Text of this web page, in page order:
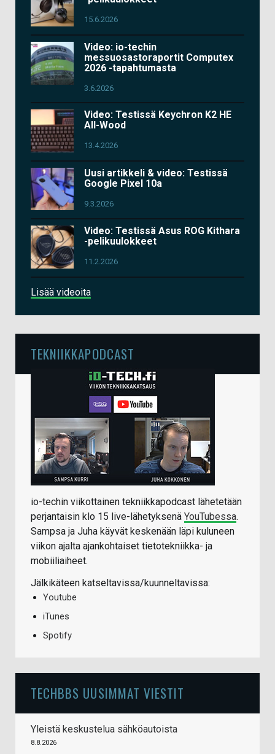
15.6.2026
Video: io-techin
messuosastoraportit Computex
2026 -tapahtumasta
3.6.2026
Video: Testissä Keychron K2 HE
All-Wood
13.4.2026
Uusi artikkeli & video: Testissä
Google Pixel 10a
9.3.2026
Video: Testissä Asus ROG Kithara
-pelikuulokkeet
11.2.2026
Lisää videoita
TEKNIIKKAPODCAST
io-techin viikottainen tekniikkapodcast lähetetään
perjantaisin klo 15 live-lähetyksenä YouTubessa.
Sampsa ja Juha käyvät keskenään läpi kuluneen
viikon ajalta ajankohtaiset tietotekniikka- ja
mobiiliaiheet.
Jälkikäteen katseltavissa/kuunneltavissa:
Youtube
iTunes
Spotify
TECHBBS UUSIMMAT VIESTIT
Yleistä keskustelua sähköautoista
8.8.2026